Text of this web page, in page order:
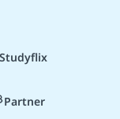
Partner